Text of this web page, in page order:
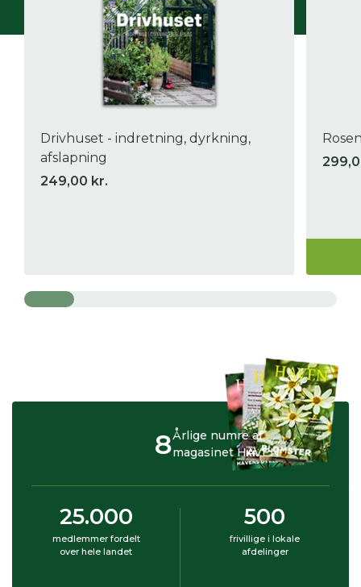
Drivhuset - indretning, dyrkning,
afslapning
249,00 kr.
Årlige numre af
magasinet HAVEN
8
25.000
medlemmer fordelt
over hele landet
500
frivillige i lokale
afdelinger